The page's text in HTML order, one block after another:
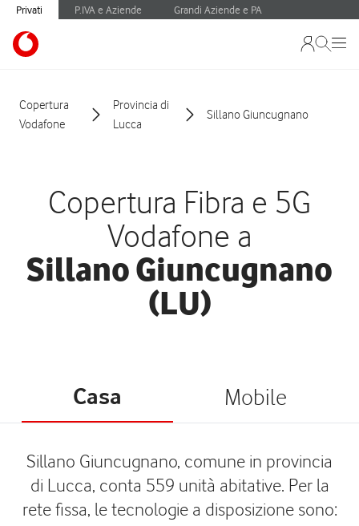
Privati P.IVA e Aziende Grandi Aziende e PA
Copertura
Vodafone
Provincia di
Lucca
Sillano Giuncugnano
Copertura Fibra e 5G
Vodafone a
Sillano Giuncugnano
(LU)
Casa Mobile
Sillano Giuncugnano, comune in provincia
di Lucca, conta 559 unità abitative. Per la
rete fissa, le tecnologie a disposizione sono: